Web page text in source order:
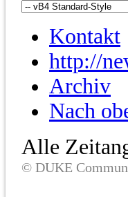
Kontakt
http://
Archiv
Nach
Alle
© DUKE